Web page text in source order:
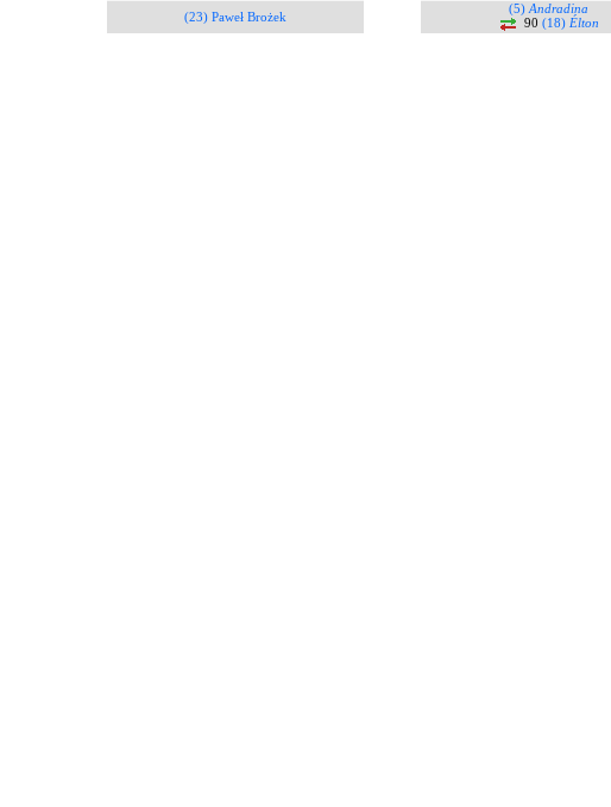
(23) Paweł Brożek
(5) Andradina
90 (18) Élton